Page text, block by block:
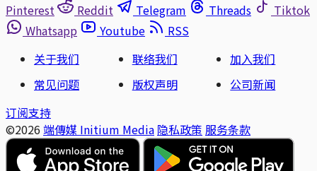
Pinterest
Reddit Telegram Threads
Tiktok
Whatsapp
Youtube
RSS
关于我们
联络我们
加入我们
常见问题
版权声明
公司新闻
订阅支持
©2026 端傳媒 Initium Media 隐私政策 服务条款